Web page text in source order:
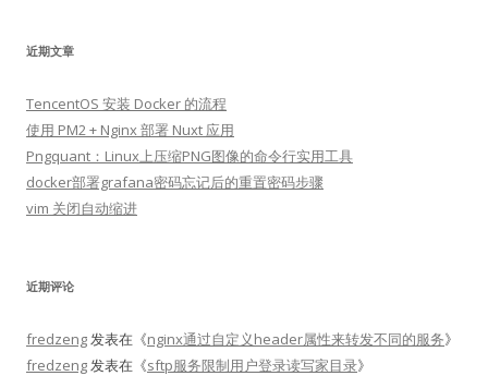
近期文章
TencentOS 安装 Docker 的流程
使用 PM2 + Nginx 部署 Nuxt 应用
Pngquant：Linux上压缩PNG图像的命令行实用工具
docker部署grafana密码忘记后的重置密码步骤
vim 关闭自动缩进
近期评论
fredzeng发表在《nginx通过自定义header属性来转发不同的服务》
fredzeng发表在《sftp服务限制用户登录读写家目录》